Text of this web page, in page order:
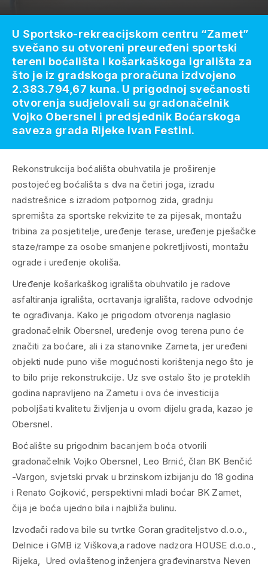
Rekonstrukcija boćališta obuhvatila je proširenje
postojećeg boćališta s dva na četiri joga, izradu
nadstrešnice s izradom potpornog zida, gradnju
spremišta za sportske rekvizite te za pijesak, montažu
tribina za posjetitelje, uređenje terase, uređenje pješačke
staze/rampe za osobe smanjene pokretljivosti, montažu
ograde i uređenje okoliša.
Uređenje košarkaškog igrališta obuhvatilo je radove
asfaltiranja igrališta, ocrtavanja igrališta, radove odvodnje
te ograđivanja. Kako je prigodom otvorenja naglasio
gradonačelnik Obersnel, uređenje ovog terena puno će
značiti za boćare, ali i za stanovnike Zameta, jer uređeni
objekti nude puno više mogućnosti korištenja nego što je
to bilo prije rekonstrukcije. Uz sve ostalo što je proteklih
godina napravljeno na Zametu i ova će investicija
poboljšati kvalitetu življenja u ovom dijelu grada, kazao je
Obersnel.
Boćalište su prigodnim bacanjem boća otvorili
gradonačelnik Vojko Obersnel, Leo Brnić, član BK Benčić
-Vargon, svjetski prvak u brzinskom izbijanju do 18 godina
i Renato Gojković, perspektivni mladi boćar BK Zamet,
čija je boća ujedno bila i najbliža bulinu.
Izvođači radova bile su tvrtke Goran graditeljstvo d.o.o.,
Delnice i GMB iz Viškova,a radove nadzora HOUSE d.o.o.,
Rijeka, Ured ovlaštenog inženjera građevinarstva Neven
U Sportsko-rekreacijskom centru “Zamet”
svečano su otvoreni preuređeni sportski
tereni boćališta i košarkaškoga igrališta za
što je iz gradskoga proračuna izdvojeno
2.383.794,67 kuna. U prigodnoj svečanosti
otvorenja sudjelovali su gradonačelnik
Vojko Obersnel i predsjednik Boćarskoga
saveza grada Rijeke Ivan Festini.